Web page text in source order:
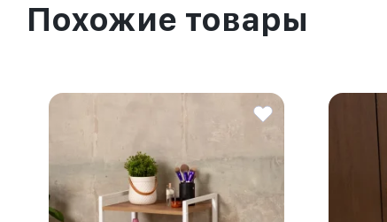
Похожие товары